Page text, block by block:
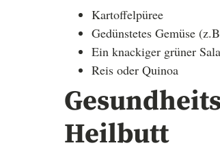
Kartoffelpüree
Gedünstetes Gemüse
Ein knackiger grüner
Reis oder Quinoa
Heilbutt